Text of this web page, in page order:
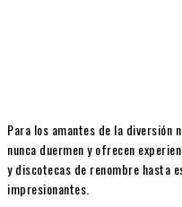
Para los amantes de la diversión
nunca duermen y ofrecen
y discotecas de renombre hasta
impresionantes.